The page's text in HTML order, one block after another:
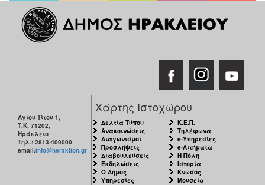
Αγίου Τίτου 1,
Τ.Κ. 71202,
Ηράκλειο
Τηλ.: 2813-409000
email:info@heraklion.gr
Χάρτης Ιστοχώρου
Δελτία Τύπου
Ανακοινώσεις
Διαγωνισμοί
Προσλήψεις
Διαβουλεύσεις
Εκδηλώσεις
Ο Δήμος
Υπηρεσίες
Κ.Ε.Π.
Τηλέφωνα
e-Υπηρεσίες
e-Αιτήματα
Η Πόλη
Ιστορία
Κνωσός
Μουσεία